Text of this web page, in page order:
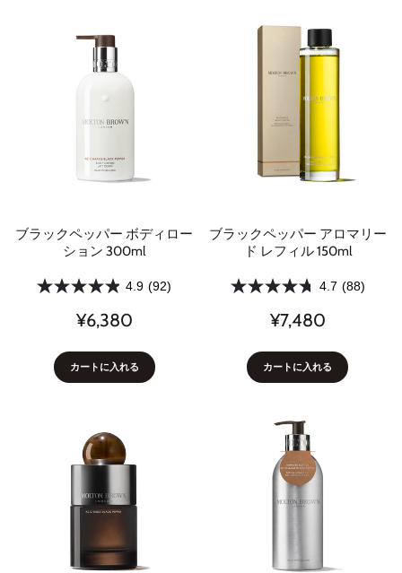
ブラックペッパー ボディロー
ション 300ml
4.9 (92)
¥6,380
カートに入れる
ブラックペッパー アロマリー
ド レフィル 150ml
4.7 (88)
¥7,480
カートに入れる